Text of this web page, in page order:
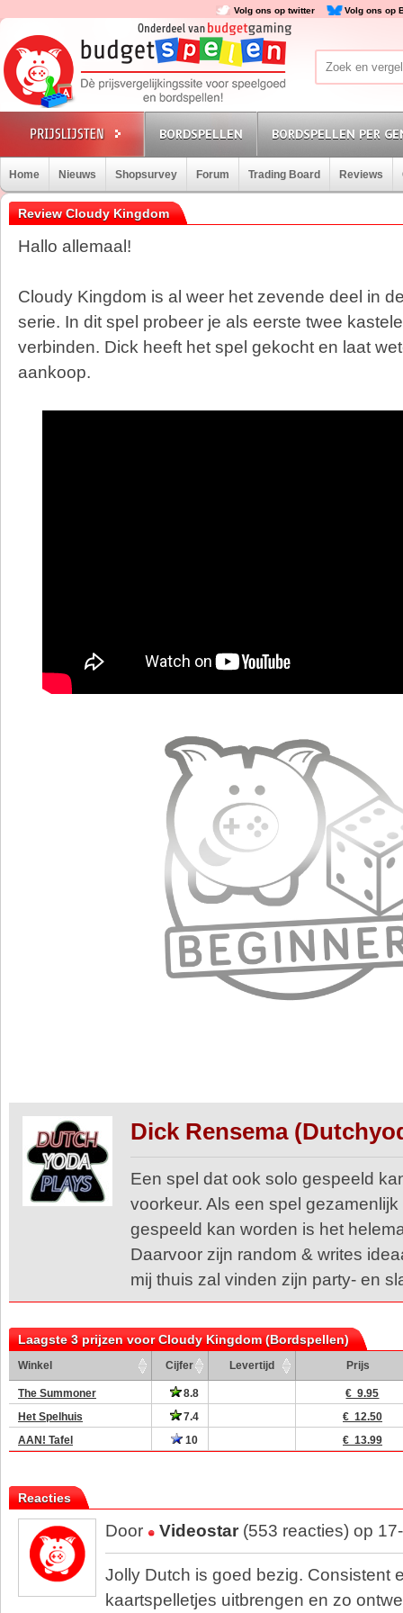
Volg ons op twitter Volg ons op
BORDSPELLEN BORDSPELLEN PER
Home Nieuws Shopsurvey Forum Trading Board Reviews
Review Cloudy Kingdom
Hallo allemaal!
Cloudy Kingdom is al weer het zevende deel in
serie. In dit spel probeer je als eerste twee
verbinden. Dick heeft het spel gekocht en laat
aankoop.
Dick Rensema
Een spel dat ook solo gespeeld
voorkeur. Als een spel
gespeeld kan worden is het
Daarvoor zijn random & writes
mij thuis zal vinden zijn party- en
Laagste 3 prijzen voor Cloudy Kingdom (Bordspellen)
Winkel Cijfer Levertijd Prijs
The Summoner 8.8
€ 9.95
Het Spelhuis
7.4
€ 12.50
AAN! Tafel
10 € 13.99
Reacties
Door Videostar (553 reacties) op
Jolly Dutch is goed bezig. Consistent
kaartspelletjes uitbrengen en zo